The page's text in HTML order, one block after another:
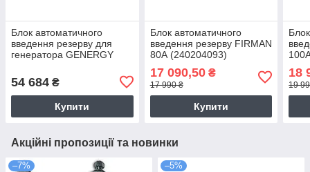
Блок автоматичного
введення резерву для
генератора GENERGY
54 684 ₴
Купити
Блок автоматичного
введення резерву FIRMAN
80А (240204093)
17 090,50₴
17 990 ₴
Купити
18
19
Акційні пропозиції та новинки
–7% –5%